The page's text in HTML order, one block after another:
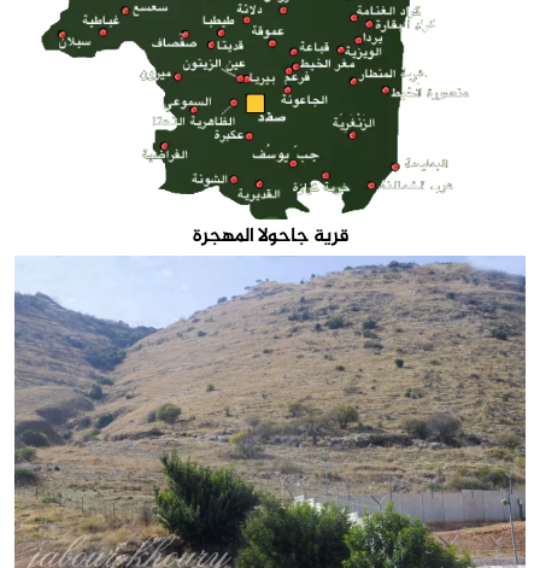
قرية جاحولا المهجرة